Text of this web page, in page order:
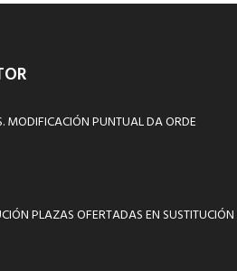
MODIFICACIÓN PUNTUAL DA ORDE
PLAZAS OFERTADAS EN SUSTITUCIÓN